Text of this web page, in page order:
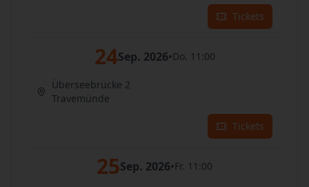
Tickets
24Sep. 2026•Do. 11:00
Überseebrücke 2
Travemünde
Tickets
25Sep. 2026•Fr. 11:00